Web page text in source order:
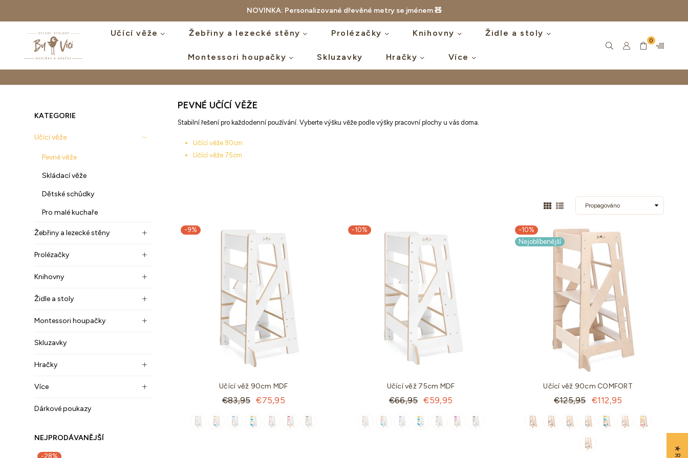
NOVINKA: Personalizované dřevěné metry se jménem 🧸
Učící věže Žebřiny a lezecké stěny Prolézačky Knihovny Židle a stoly
Montessori houpačky Skluzavky Hračky Více
0
KATEGORIE
Učící věže
Pevné věže
Skládací věže
Dětské schůdky
Pro malé kuchaře
Žebřiny a lezecké stěny
Prolézačky
Knihovny
Židle a stoly
Montessori houpačky
Skluzavky
Hračky
Více
Dárkové poukazy
NEJPRODÁVANĚJŠÍ
-28%
PEVNÉ UČÍCÍ VĚŽE
Stabilní řešení pro každodenní používání. Vyberte výšku věže podle výšky pracovní plochy u vás doma.
Učící věže 90cm
Učící věže 75cm
-9%
Učící věž 90cm MDF
Standartní
€83,95 €75,95
-10%
Učící věž 75cm MDF
Standartní
€66,95 €59,95
-10%
Nejoblíbenější
Učící věž 90cm COMFORT
Standartní
€125,95 €112,95